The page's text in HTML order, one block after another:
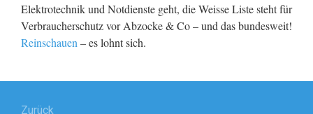
Elektrotechnik und Notdienste geht, die Weisse Liste steht für
Verbraucherschutz vor Abzocke & Co – und das bundesweit!
Reinschauen – es lohnt sich.
Zurück